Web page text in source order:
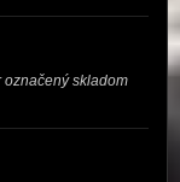
označený skladom